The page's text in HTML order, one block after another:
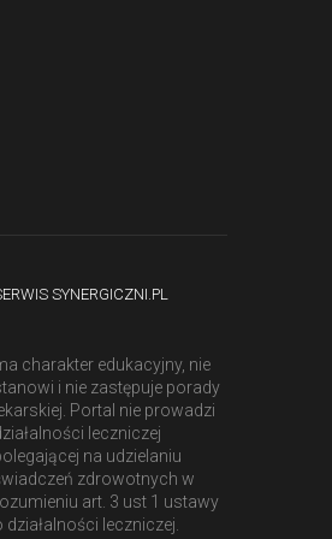
SYNERGICZNI.PL
charakter edukacyjny, nie
i nie zastępuje porady
Portal nie prowadzi
leczniczej
na udzielaniu
zdrowotnych w
art. 3 ust 1 ustawy
działalności leczniczej.